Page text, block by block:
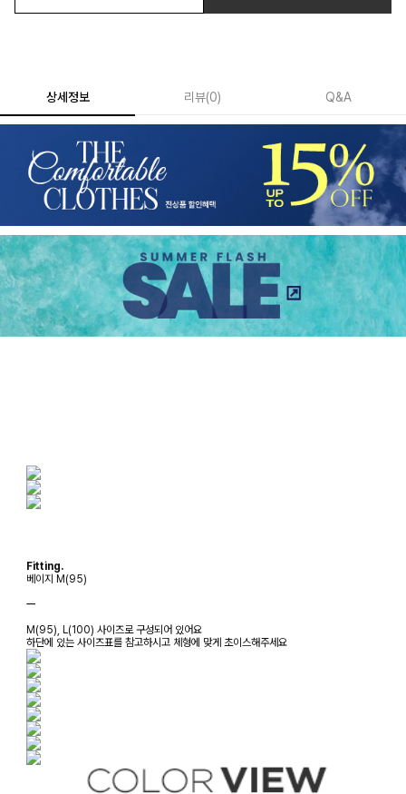
상세정보 리뷰(0) Q&A
Fitting.
베이지 M(95)
ㅡ
M(95), L(100) 사이즈로 구성되어 있어요
하단에 있는 사이즈표를 참고하시고 체형에 맞게 초이스해주세요